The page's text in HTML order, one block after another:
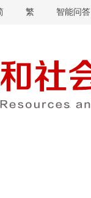
繁 智能问答